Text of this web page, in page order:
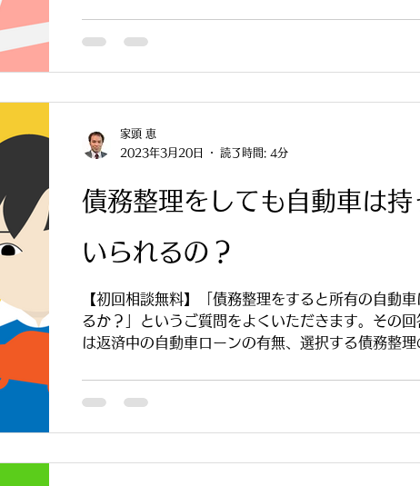
債務整理をしても自動車は持
いられるの？
【初回相談無料】「債務整理をすると所有の自動
るか？」というご質問をよくいただきます。その回
は返済中の自動車ローンの有無、選択する債務整理
家頭 恵
2023年3月20日
読了時間: 4分